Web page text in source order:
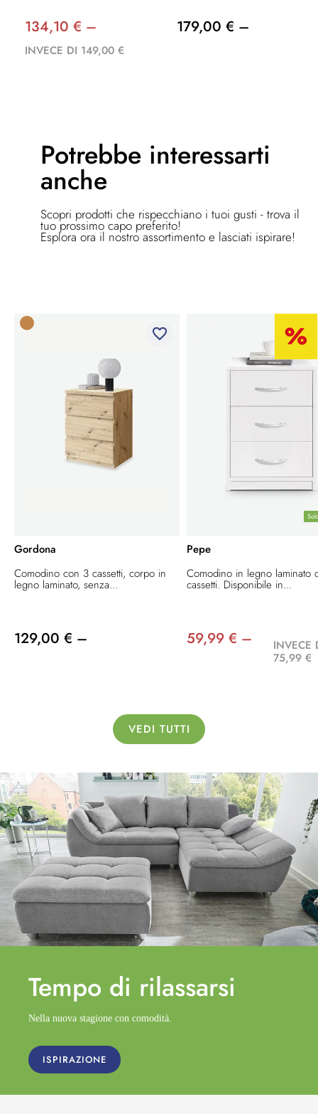
134,10 € –
INVECE DI 149,00 €
179,00 € –
Potrebbe interessarti
anche
Scopri prodotti che rispecchiano i tuoi gusti - trova il
tuo prossimo capo preferito!
Esplora ora il nostro assortimento e lasciati ispirare!
favorite_border
Gordona
Comodino con 3 cassetti, corpo in
legno laminato, senza...
129,00 € –
Pepe
Comodino in legno laminato
cassetti. Disponibile in...
59,99 € –
INVECE
75,99 €
VEDI TUTTI
Tempo di rilassarsi
Nella nuova stagione con comodità.
ISPIRAZIONE